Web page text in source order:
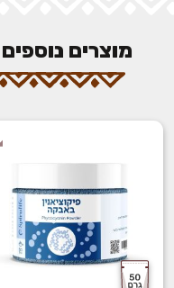
מוצרים